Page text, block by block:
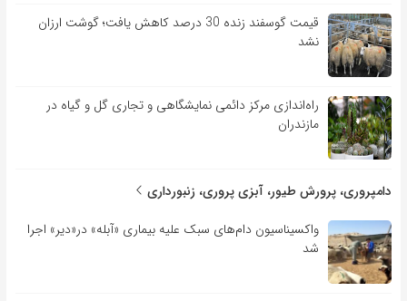
قیمت گوسفند زنده 30 درصد کاهش یافت؛ گوشت ارزان
نشد
راه‌اندازی مرکز دائمی نمایشگاهی و تجاری گل و گیاه در
مازندران
دامپروری، پرورش طیور، آبزی پروری، زنبورداری
واکسیناسیون دام‌های سبک علیه بیماری «آبله» در«دیر» اجرا
شد